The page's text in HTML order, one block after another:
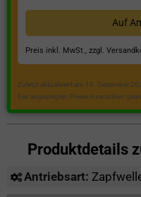
Auf
Preis inkl. MwSt., zzgl.
Zuletzt aktualisiert am 18. Dezember
hier angezeigten Preise inzwischen
Produktdetails
Antriebsart: